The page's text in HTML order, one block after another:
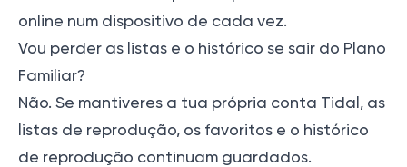
online num dispositivo de cada vez.
Vou perder as listas e o histórico se sair do Plano
Familiar?
Não. Se mantiveres a tua própria conta Tidal, as
listas de reprodução, os favoritos e o histórico
de reprodução continuam guardados.